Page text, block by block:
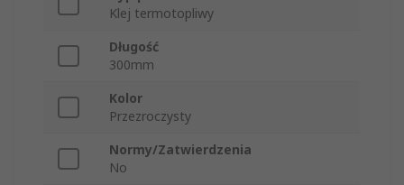
Klej termotopliwy
Długość
300mm
Kolor
Przezroczysty
Normy/Zatwierdzenia
No